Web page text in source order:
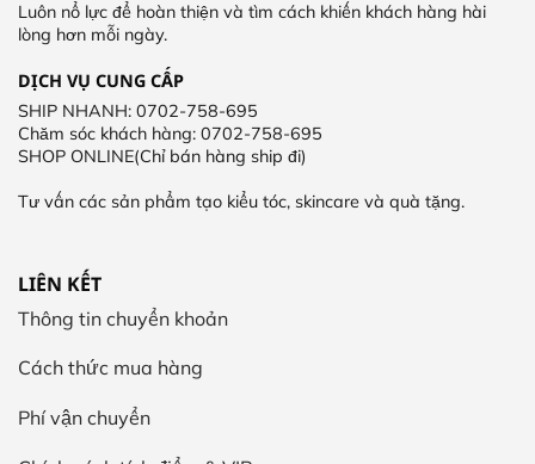
Luôn nổ lực để hoàn thiện và tìm cách khiến khách hàng hài
lòng hơn mỗi ngày.
DỊCH VỤ CUNG CẤP
SHIP NHANH: 0702-758-695
Chăm sóc khách hàng: 0702-758-695
SHOP ONLINE(Chỉ bán hàng ship đi)
Tư vấn các sản phẩm tạo kiểu tóc, skincare và quà tặng.
LIÊN KẾT
Thông tin chuyển khoản
Cách thức mua hàng
Phí vận chuyển